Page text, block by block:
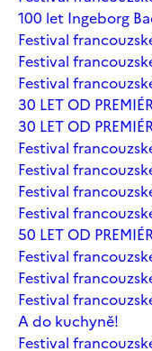
100 let Ingeborg
Festival
Festival
Festival
30 LET OD
30 LET OD
Festival
Festival
Festival
Festival
50 LET OD
Festival
Festival
Festival
A do kuchyně!
Festival